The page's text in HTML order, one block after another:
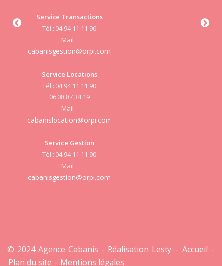
Service Transactions
Tél : 04 94 11 11 90
Mail :
cabanisgestion@orpi.com
Service Locations
Tél : 04 94 11 11 90
06 08 87 34 19
Mail :
cabanislocation@orpi.com
Service Gestion
Tél : 04 94 11 11 90
Mail :
cabanisgestion@orpi.com
© 2024 Agence Cabanis - Réalisation Lesty - Accueil -
Plan du site - Mentions légales